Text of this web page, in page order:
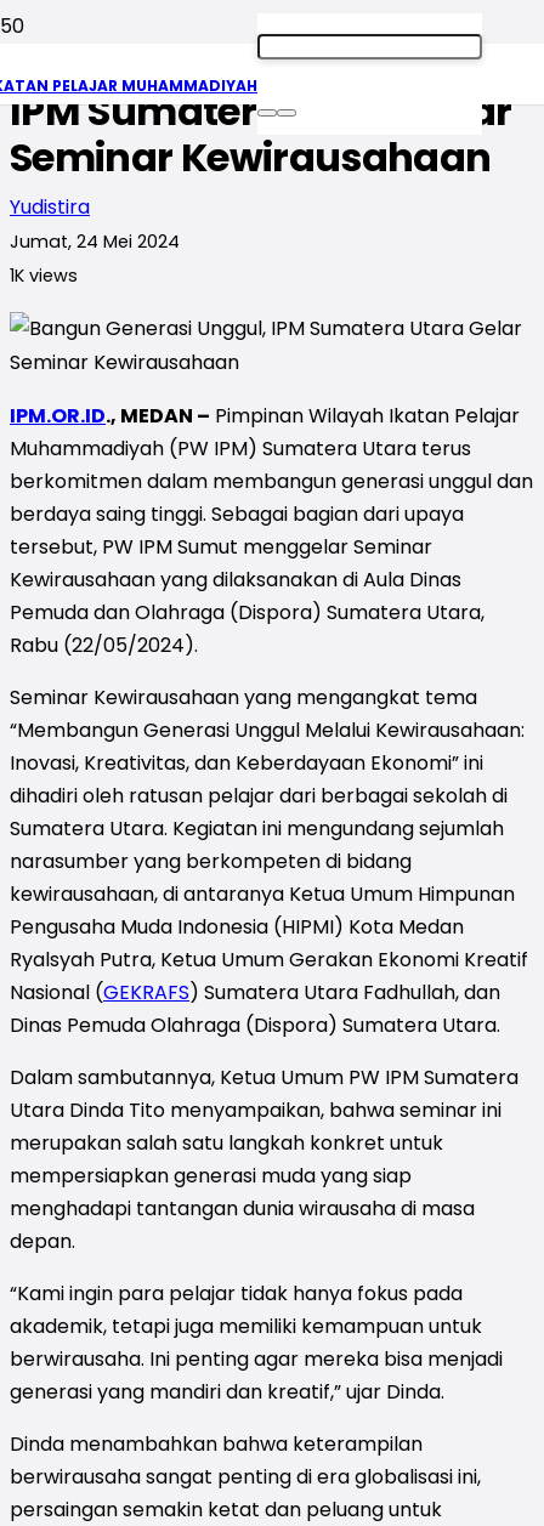
PELAJAR MUHAMMADIYAH
Bangun Generasi Unggul,
IPM Sumatera Utara Gelar
Seminar Kewirausahaan
Yudistira
Jumat, 24 Mei 2024
1K views
IPM.OR.ID., MEDAN – Pimpinan Wilayah Ikatan Pelajar
Muhammadiyah (PW IPM) Sumatera Utara terus
berkomitmen dalam membangun generasi unggul dan
berdaya saing tinggi. Sebagai bagian dari upaya
tersebut, PW IPM Sumut menggelar Seminar
Kewirausahaan yang dilaksanakan di Aula Dinas
Pemuda dan Olahraga (Dispora) Sumatera Utara,
Rabu (22/05/2024).
Seminar Kewirausahaan yang mengangkat tema
“Membangun Generasi Unggul Melalui Kewirausahaan:
Inovasi, Kreativitas, dan Keberdayaan Ekonomi” ini
dihadiri oleh ratusan pelajar dari berbagai sekolah di
Sumatera Utara. Kegiatan ini mengundang sejumlah
narasumber yang berkompeten di bidang
kewirausahaan, di antaranya Ketua Umum Himpunan
Pengusaha Muda Indonesia (HIPMI) Kota Medan
Ryalsyah Putra, Ketua Umum Gerakan Ekonomi Kreatif
Nasional (GEKRAFS) Sumatera Utara Fadhullah, dan
Dinas Pemuda Olahraga (Dispora) Sumatera Utara.
Dalam sambutannya, Ketua Umum PW IPM Sumatera
Utara Dinda Tito menyampaikan, bahwa seminar ini
merupakan salah satu langkah konkret untuk
mempersiapkan generasi muda yang siap
menghadapi tantangan dunia wirausaha di masa
depan.
“Kami ingin para pelajar tidak hanya fokus pada
akademik, tetapi juga memiliki kemampuan untuk
berwirausaha. Ini penting agar mereka bisa menjadi
generasi yang mandiri dan kreatif,” ujar Dinda.
Dinda menambahkan bahwa keterampilan
berwirausaha sangat penting di era globalisasi ini,
persaingan semakin ketat dan peluang untuk